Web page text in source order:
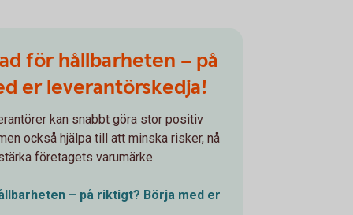
för hållbarheten – på
er leverantörskedja!
kan snabbt göra stor positiv
också hjälpa till att minska risker, nå
företagets varumärke.
– på riktigt? Börja med er